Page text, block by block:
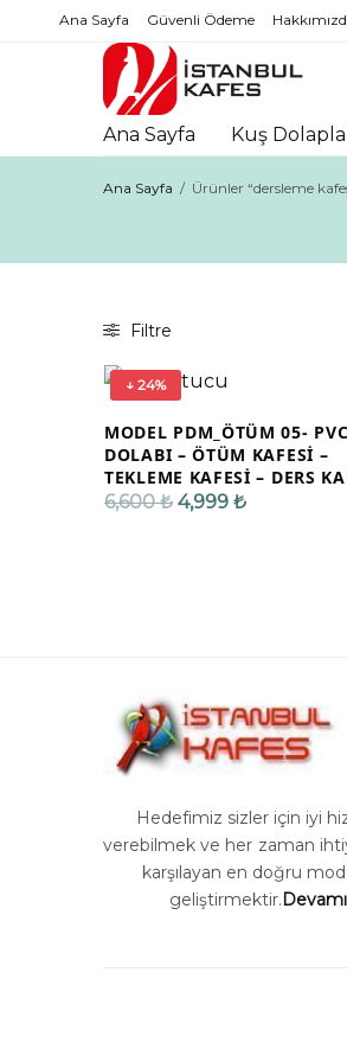
Ana Sayfa Güvenli Ödeme
Ana Sayfa Kuş
Ana Sayfa / Ürünler “dersleme
Filtre
↓ 24%
MODEL PDM_ÖTÜM 05-
DOLABI – ÖTÜM KAFESİ –
TEKLEME KAFESİ – DERS
6,600₺ Orijinal
4,999 ₺Şu
Hedefimiz sizler için iyi
verebilmek ve her zaman
karşılayan en doğru
geliştirmektir.